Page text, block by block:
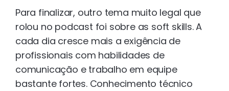
Para finalizar, outro tema muito legal que
rolou no podcast foi sobre as soft skills. A
cada dia cresce mais a exigência de
profissionais com habilidades de
comunicação e trabalho em equipe
bastante fortes. Conhecimento técnico